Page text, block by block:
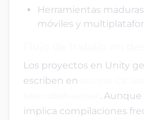
Herramientas
móviles y
Los proyectos en Unity
escriben en
.
implica compilaciones